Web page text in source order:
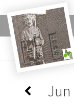
Jun